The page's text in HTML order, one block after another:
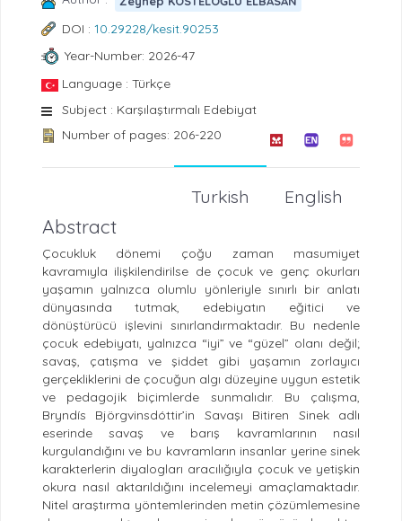
DOI : 10.29228/kesit.90253
Year-Number: 2026-47
Language : Türkçe
Subject : Karşılaştırmalı Edebiyat
Number of pages: 206-220
English
Turkish
Abstract
Çocukluk dönemi çoğu zaman masumiyet
kavramıyla ilişkilendirilse de çocuk ve genç okurları
yaşamın yalnızca olumlu yönleriyle sınırlı bir anlatı
dünyasında tutmak, edebiyatın eğitici ve
dönüştürücü işlevini sınırlandırmaktadır. Bu nedenle
çocuk edebiyatı, yalnızca “iyi” ve “güzel” olanı değil;
savaş, çatışma ve şiddet gibi yaşamın zorlayıcı
gerçekliklerini de çocuğun algı düzeyine uygun estetik
ve pedagojik biçimlerde sunmalıdır. Bu çalışma,
Bryndís Björgvinsdóttir’in Savaşı Bitiren Sinek adlı
eserinde savaş ve barış kavramlarının nasıl
kurgulandığını ve bu kavramların insanlar yerine sinek
karakterlerin diyalogları aracılığıyla çocuk ve yetişkin
okura nasıl aktarıldığını incelemeyi amaçlamaktadır.
Nitel araştırma yöntemlerinden metin çözümlemesine